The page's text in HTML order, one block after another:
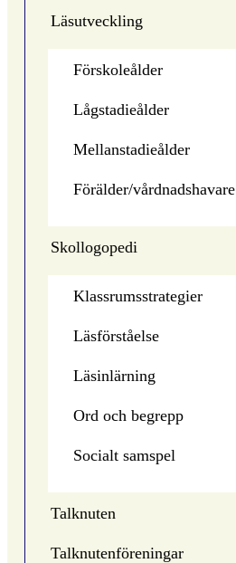
Läsutveckling
Förskoleålder
Lågstadieålder
Mellanstadieålder
Förälder/vårdnadshavare
Skollogopedi
Klassrumsstrategier
Läsförståelse
Läsinlärning
Ord och begrepp
Socialt samspel
Talknuten
Talknutenföreningar